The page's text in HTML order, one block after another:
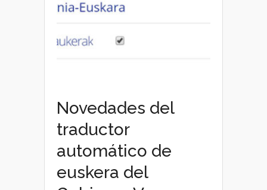
Novedades del
traductor
automático de
euskera del